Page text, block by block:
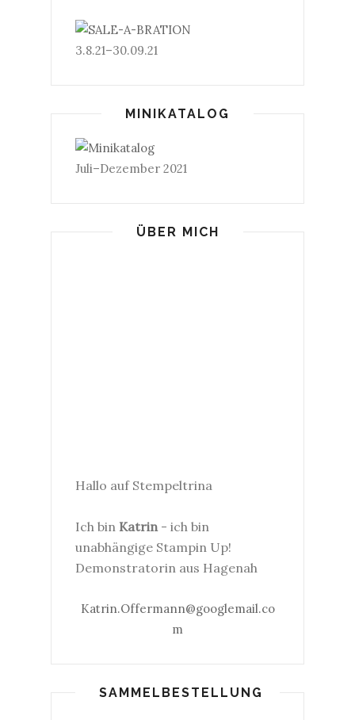
3.8.21–30.09.21
MINIKATALOG
Juli–Dezember 2021
ÜBER MICH
Hallo auf Stempeltrina
Ich bin Katrin- ich bin
unabhängige Stampin Up!
Demonstratorin aus Hagenah
Katrin.Offermann@googlemail.co
m
SAMMELBESTELLUNG